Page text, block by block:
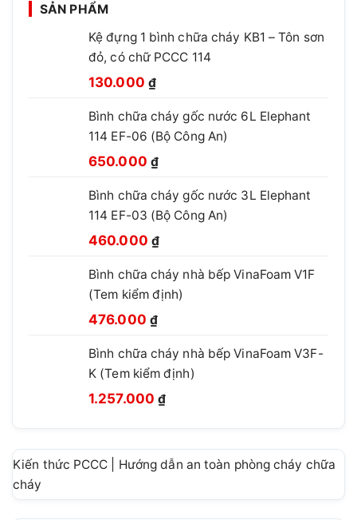
SẢN PHẨM
Kệ đựng 1 bình chữa cháy KB1 – Tôn sơn
đỏ, có chữ PCCC 114
Giá
là:
210.000 ₫.
130.000 ₫Giá
tại
là:
130.000 ₫.
Bình chữa cháy gốc nước 6L Elephant
114 EF-06 (Bộ Công An)
Giá
là:
850.000 ₫.
650.000 ₫Giá
tại
là:
650.000 ₫.
Bình chữa cháy gốc nước 3L Elephant
114 EF-03 (Bộ Công An)
Giá
là:
660.000 ₫.
460.000 ₫Giá
tại
là:
Bình chữa cháy nhà bếp VinaFoam V1F
(Tem kiểm định)
Giá
là:
780.000 ₫.
476.000 ₫Giá
tại
là:
476.000 ₫.
Bình chữa cháy nhà bếp VinaFoam V3F-
K (Tem kiểm định)
Giá
1.499.999 ₫.
1.257.000 ₫Giá
là:
1.257.000 ₫.
Kiến thức PCCC | Hướng dẫn an toàn phòng cháy chữa
cháy